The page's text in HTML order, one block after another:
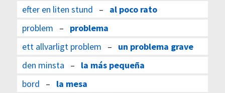
efter en liten stund – al poco rato
problem – problema
ett allvarligt problem – un problema grave
den minsta – la más pequeña
bord – la mesa